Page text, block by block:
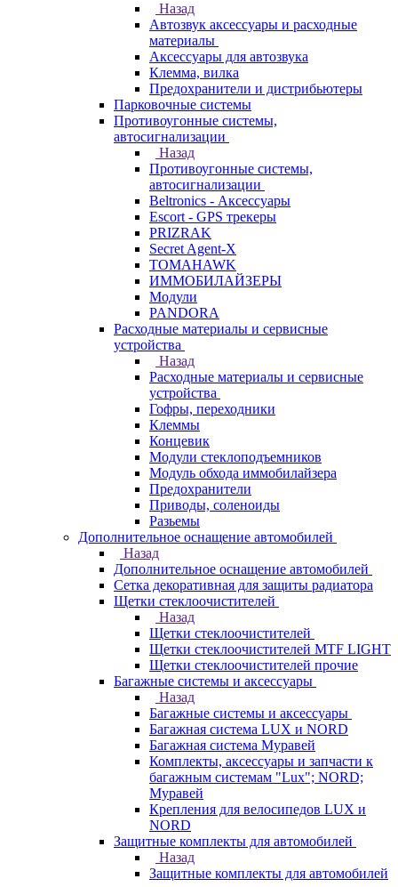
Назад
Автозвук аксессуары и расходные
материалы
Аксессуары для автозвука
Клемма, вилка
Предохранители и дистрибьютеры
Парковочные системы
Противоугонные системы,
автосигнализации
Назад
Противоугонные системы,
автосигнализации
Beltronics - Аксессуары
Escort - GPS трекеры
PRIZRAK
Secret Agent-X
TOMAHAWK
ИММОБИЛАЙЗЕРЫ
Модули
PANDORA
Расходные материалы и сервисные
устройства
Назад
Расходные материалы и сервисные
устройства
Гофры, переходники
Клеммы
Концевик
Модули стеклоподъемников
Модуль обхода иммобилайзера
Предохранители
Приводы, соленоиды
Разьемы
Дополнительное оснащение автомобилей
Назад
Дополнительное оснащение автомобилей
Сетка декоративная для защиты радиатора
Щетки стеклоочистителей
Назад
Щетки стеклоочистителей
Щетки стеклоочистителей MTF LIGHT
Щетки стеклоочистителей прочие
Багажные системы и аксессуары
Назад
Багажные системы и аксессуары
Багажная система LUX и NORD
Багажная система Муравей
Комплекты, аксессуары и запчасти к
багажным системам "Lux"; NORD;
Муравей
Крепления для велосипедов LUX и
NORD
Защитные комплекты для автомобилей
Назад
Защитные комплекты для автомобилей